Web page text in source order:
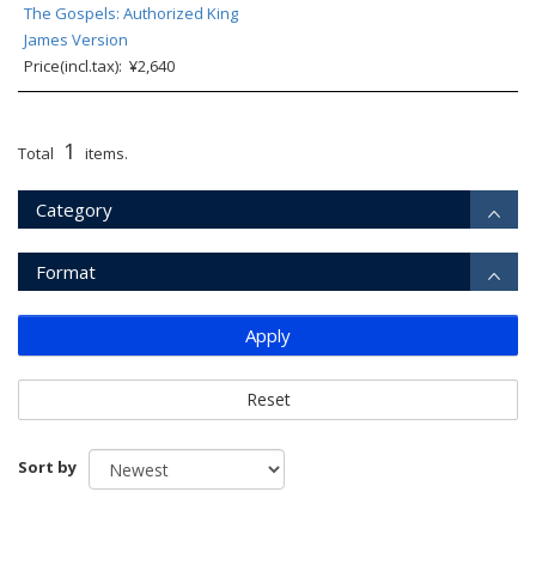
The Gospels: Authorized King
James Version
Price(incl.tax): ¥2,640
Total 1 items.
Category
Format
Apply
Reset
Sort by